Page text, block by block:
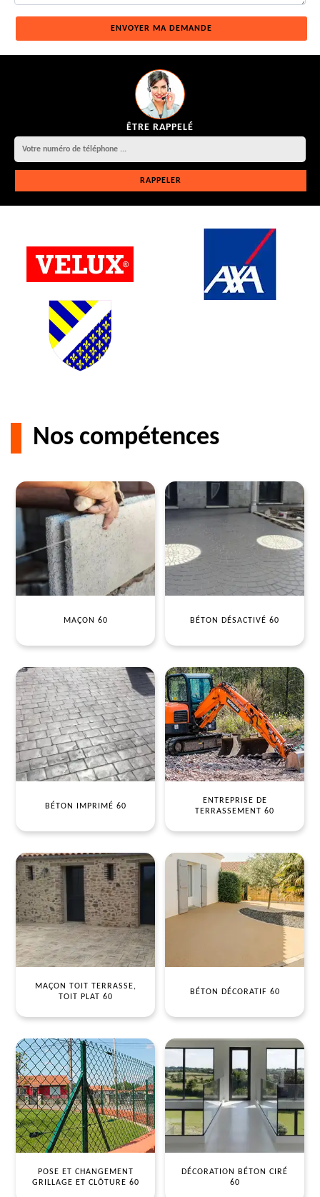
ÊTRE RAPPELÉ
Nos compétences
MAÇON 60 BÉTON DÉSACTIVÉ 60
BÉTON IMPRIMÉ 60
ENTREPRISE DE
TERRASSEMENT 60
MAÇON TOIT TERRASSE,
TOIT PLAT 60
BÉTON DÉCORATIF 60
POSE ET CHANGEMENT
GRILLAGE ET CLÔTURE 60
DÉCORATION BÉTON CIRÉ
60